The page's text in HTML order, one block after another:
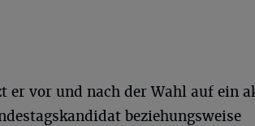
er vor und nach der Wahl auf ein
beziehungsweise